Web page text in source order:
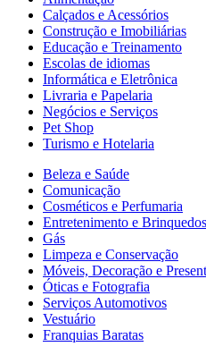
Calçados e Acessórios
Construção e Imobiliárias
Educação e Treinamento
Escolas de idiomas
Informática e Eletrônica
Livraria e Papelaria
Negócios e Serviços
Pet Shop
Turismo e Hotelaria
Beleza e Saúde
Comunicação
Cosméticos e Perfumaria
Entretenimento e Brinquedos
Gás
Limpeza e Conservação
Móveis, Decoração e
Óticas e Fotografia
Serviços Automotivos
Vestuário
Franquias Baratas